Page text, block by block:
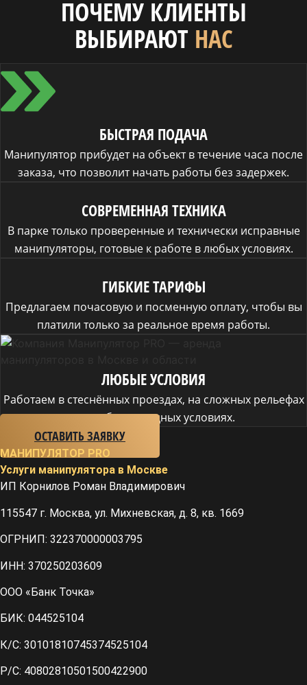
ПОЧЕМУ КЛИЕНТЫ
ВЫБИРАЮТ НАС
БЫСТРАЯ ПОДАЧА
Манипулятор прибудет на объект в течение часа после
заказа, что позволит начать работы без задержек.
СОВРЕМЕННАЯ ТЕХНИКА
В парке только проверенные и технически исправные
манипуляторы, готовые к работе в любых условиях.
ГИБКИЕ ТАРИФЫ
Предлагаем почасовую и посменную оплату, чтобы вы
платили только за реальное время работы.
ЛЮБЫЕ УСЛОВИЯ
Работаем в стеснённых проездах, на сложных рельефах
и в любых погодных условиях.
ОСТАВИТЬ ЗАЯВКУ
МАНИПУЛЯТОР PRO
Услуги манипулятора в Москве
ИП Корнилов Роман Владимирович
115547 г. Москва, ул. Михневская, д. 8, кв. 1669
ОГРНИП: 322370000003795
ИНН: 370250203609
ООО «Банк Точка»
БИК: 044525104
К/С: 30101810745374525104
Р/С: 40802810501500422900